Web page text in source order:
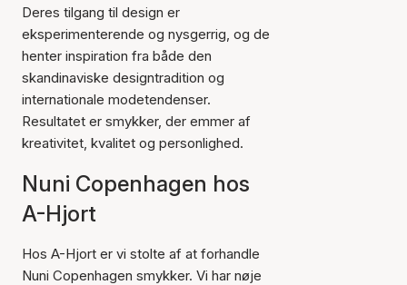
Deres tilgang til design er
eksperimenterende og nysgerrig, og de
henter inspiration fra både den
skandinaviske designtradition og
internationale modetendenser.
Resultatet er smykker, der emmer af
kreativitet, kvalitet og personlighed.
Nuni Copenhagen hos
A-Hjort
Hos A-Hjort er vi stolte af at forhandle
Nuni Copenhagen smykker. Vi har nøje